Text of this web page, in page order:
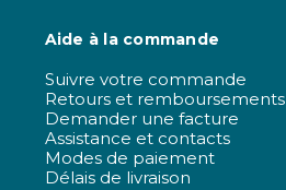
Aide à la commande
Suivre votre commande
Retours et remboursements
Demander une facture
Assistance et contacts
Modes de paiement
Délais de livraison